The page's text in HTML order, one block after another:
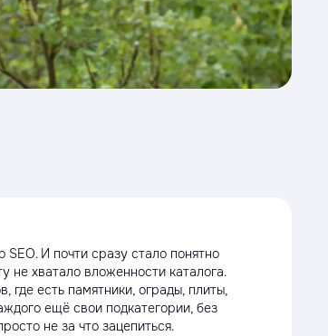
И почти сразу стало понятно
не хватало вложенности каталога.
где есть памятники, ограды, плиты,
ещё свои подкатегории, без
не за что зацепиться.